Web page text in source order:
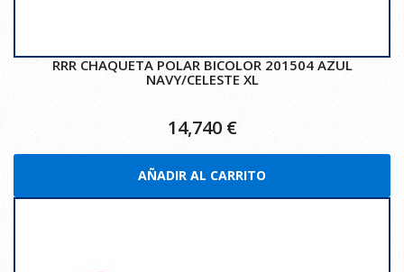
RRR CHAQUETA POLAR BICOLOR 201504 AZUL
NAVY/CELESTE XL
14,740€
AÑADIR AL CARRITO